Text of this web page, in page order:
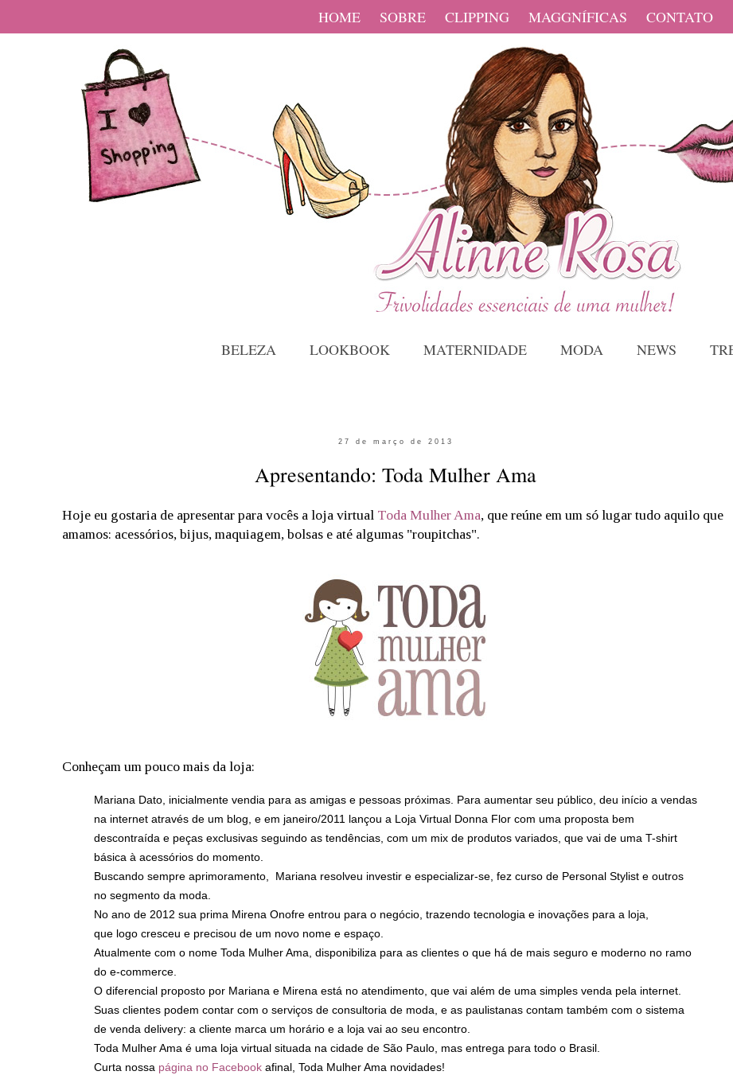
BELEZA LOOKBOOK MATERNIDADE MODA NEWS
27 de março de 2013
Apresentando: Toda Mulher Ama
Hoje eu gostaria de apresentar para vocês a loja virtual Toda Mulher Ama, que reúne em um só lugar tudo aquilo que
amamos: acessórios, bijus, maquiagem, bolsas e até algumas "roupitchas".
Conheçam um pouco mais da loja:
Mariana Dato, inicialmente vendia para as amigas e pessoas próximas. Para aumentar seu público, deu início a vendas
na internet através de um blog, e em janeiro/2011 lançou a Loja Virtual Donna Flor com uma proposta bem
descontraída e peças exclusivas seguindo as tendências, com um mix de produtos variados, que vai de uma T-shirt
básica à acessórios do momento.
Buscando sempre aprimoramento, Mariana resolveu investir e especializar-se, fez curso de Personal Stylist e outros
no segmento da moda.
No ano de 2012 sua prima Mirena Onofre entrou para o negócio, trazendo tecnologia e inovações para a loja,
que logo cresceu e precisou de um novo nome e espaço.
Atualmente com o nome Toda Mulher Ama, disponibiliza para as clientes o que há de mais seguro e moderno no ramo
do e-commerce.
O diferencial proposto por Mariana e Mirena está no atendimento, que vai além de uma simples venda pela internet.
Suas clientes podem contar com o serviços de consultoria de moda, e as paulistanas contam também com o sistema
de venda delivery: a cliente marca um horário e a loja vai ao seu encontro.
Toda Mulher Ama é uma loja virtual situada na cidade de São Paulo, mas entrega para todo o Brasil.
Curta nossa página no Facebook afinal, Toda Mulher Ama novidades!
HOME SOBRE CLIPPING MAGGNÍFICAS CONTATO